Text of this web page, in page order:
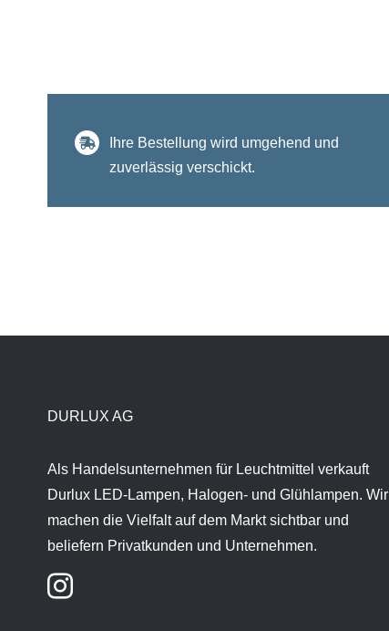
Ihre Bestellung wird umgehend und
zuverlässig verschickt.
DURLUX AG
Als Handelsunternehmen für Leuchtmittel verkauft
Durlux LED-Lampen, Halogen- und Glühlampen. Wir
machen die Vielfalt auf dem Markt sichtbar und
beliefern Privatkunden und Unternehmen.